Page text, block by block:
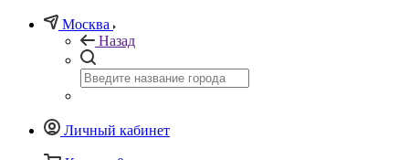
Москва
Назад
Личный кабинет